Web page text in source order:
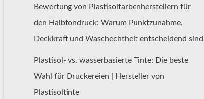
Bewertung von Plastisolfarbenherstellern für
den Halbtondruck: Warum Punktzunahme,
Deckkraft und Waschechtheit entscheidend sind
Plastisol- vs. wasserbasierte Tinte: Die beste
Wahl für Druckereien | Hersteller von
Plastisoltinte